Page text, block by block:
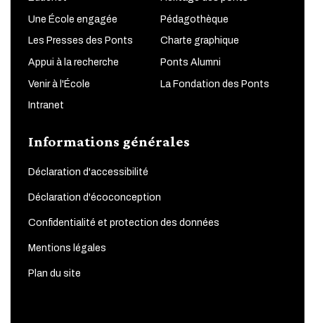
Une École engagée Pédagothèque
Les Presses des Ponts Charte graphique
Appui à la recherche Ponts Alumni
Venir à l'École La Fondation des Ponts
Intranet
Informations générales
Déclaration d'accessibilité
Déclaration d'écoconception
Confidentialité et protection des données
Mentions légales
Plan du site